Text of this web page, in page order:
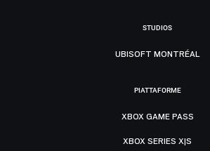
STUDIOS
UBISOFT MONTRÉAL
PIATTAFORME
XBOX GAME PASS
XBOX SERIES X|S